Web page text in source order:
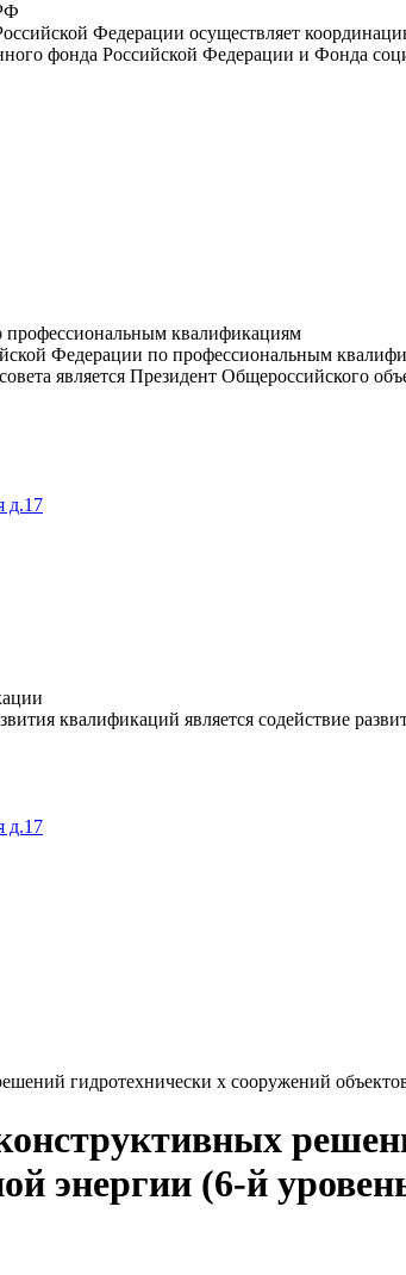
Федерации осуществляет
фонда Российской Федерации и Фонда
квалификациям
Федерации по профессиональным
является Президент Общероссийского
д.17
квалификаций является содействие
д.17
гидротехнически х сооружений
энергии (6-й